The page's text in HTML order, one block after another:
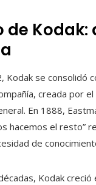
de
Kodak se consolidó
creada por
En 1888,
hacemos el resto”
de
Kodak